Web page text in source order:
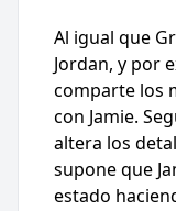
Al igual que
Jordan, y por
comparte los
con Jamie.
altera los
supone que
estado